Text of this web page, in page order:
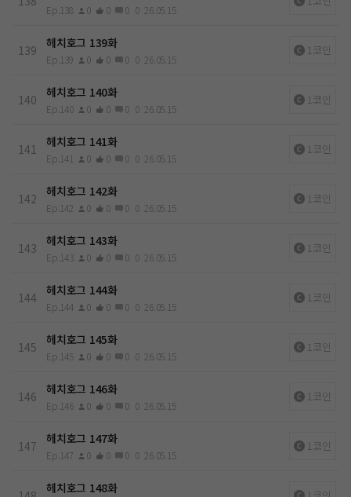
Ep.138 0 0 0 0 26.05.15
139 헤치호그 139화
Ep.139 0 0 0 0 26.05.15
1코인
140 헤치호그 140화
Ep.140 0 0 0 0 26.05.15
1코인
141 헤치호그 141화
Ep.141 0 0 0 0 26.05.15
1코인
142 헤치호그 142화
Ep.142 0 0 0 0 26.05.15
1코인
143 헤치호그 143화
Ep.143 0 0 0 0 26.05.15
1코인
144 헤치호그 144화
Ep.144 0 0 0 0 26.05.15
1코인
145 헤치호그 145화
Ep.145 0 0 0 0 26.05.15
1코인
146 헤치호그 146화
Ep.146 0 0 0 0 26.05.15
1코인
147 헤치호그 147화
Ep.147 0 0 0 0 26.05.15
1코인
헤치호그 148화